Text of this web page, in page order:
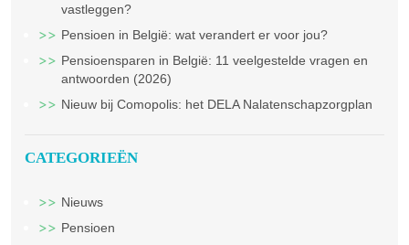
vastleggen?
Pensioen in België: wat verandert er voor jou?
Pensioensparen in België: 11 veelgestelde vragen en
antwoorden (2026)
Nieuw bij Comopolis: het DELA Nalatenschapzorgplan
CATEGORIEËN
Nieuws
Pensioen